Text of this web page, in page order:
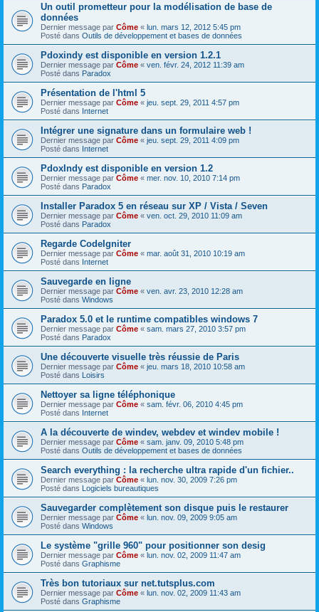
Un outil prometteur pour la modélisation de base de
données
Dernier message par Côme « lun. mars 12, 2012 5:45 pm
Posté dans Outils de développement et bases de données
Pdoxindy est disponible en version 1.2.1
Dernier message par Côme « ven. févr. 24, 2012 11:39 am
Posté dans Paradox
Présentation de l'html 5
Dernier message par Côme « jeu. sept. 29, 2011 4:57 pm
Posté dans Internet
Intégrer une signature dans un formulaire web !
Dernier message par Côme « jeu. sept. 29, 2011 4:09 pm
Posté dans Internet
PdoxIndy est disponible en version 1.2
Dernier message par Côme « mer. nov. 10, 2010 7:14 pm
Posté dans Paradox
Installer Paradox 5 en réseau sur XP / Vista / Seven
Dernier message par Côme « ven. oct. 29, 2010 11:09 am
Posté dans Paradox
Regarde CodeIgniter
Dernier message par Côme « mar. août 31, 2010 10:19 am
Posté dans Internet
Sauvegarde en ligne
Dernier message par Côme « ven. avr. 23, 2010 12:28 am
Posté dans Windows
Paradox 5.0 et le runtime compatibles windows 7
Dernier message par Côme « sam. mars 27, 2010 3:57 pm
Posté dans Paradox
Une découverte visuelle très réussie de Paris
Dernier message par Côme « jeu. mars 18, 2010 10:58 am
Posté dans Loisirs
Nettoyer sa ligne téléphonique
Dernier message par Côme « sam. févr. 06, 2010 4:45 pm
Posté dans Internet
A la découverte de windev, webdev et windev mobile !
Dernier message par Côme « sam. janv. 09, 2010 5:48 pm
Posté dans Outils de développement et bases de données
Search everything : la recherche ultra rapide d'un fichier..
Dernier message par Côme « lun. nov. 30, 2009 7:26 pm
Posté dans Logiciels bureautiques
Sauvegarder complètement son disque puis le restaurer
Dernier message par Côme « lun. nov. 09, 2009 9:05 am
Posté dans Windows
Le système "grille 960" pour positionner son desig
Dernier message par Côme « lun. nov. 02, 2009 11:47 am
Posté dans Graphisme
Très bon tutoriaux sur net.tutsplus.com
Dernier message par Côme « lun. nov. 02, 2009 11:43 am
Posté dans Graphisme